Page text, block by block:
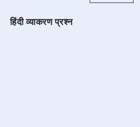
हिंदी व्याकरण प्रश्न